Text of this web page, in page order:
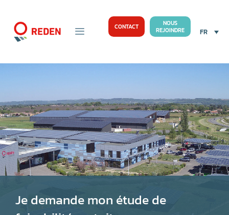
CONTACT
NOUS
REJOINDRE
FR
Je demande mon étude de